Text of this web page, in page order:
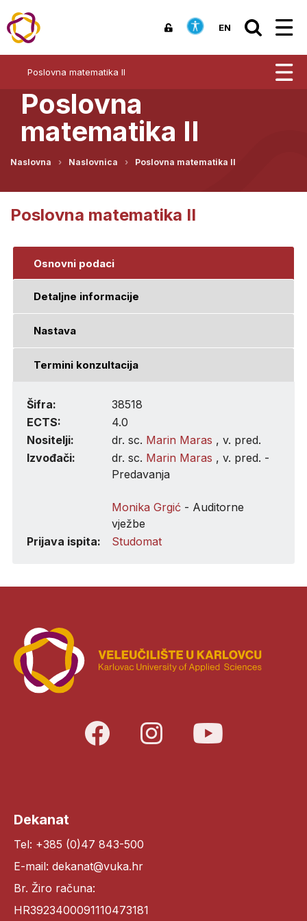
EN
Poslovna matematika II
Poslovna
matematika II
Naslovna Naslovnica Poslovna matematika II
Poslovna matematika II
Osnovni podaci
Detaljne informacije
Nastava
Termini konzultacija
Šifra:
38518
ECTS:
4.0
Nositelji:
dr. sc. Marin Maras , v. pred.
Izvođači:
dr. sc. Marin Maras , v. pred. -
Predavanja
Monika Grgić - Auditorne
vježbe
Prijava ispita:
Studomat
Dekanat
Tel: +385 (0)47 843-500
E-mail: dekanat@vuka.hr
Br. Žiro računa:
HR3923400091110473181